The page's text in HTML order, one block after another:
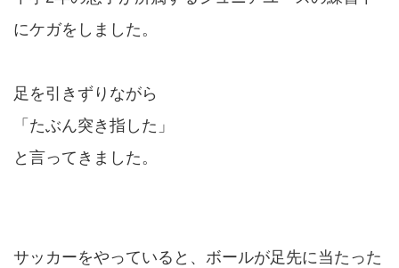
にケガをしました。
足を引きずりながら
「たぶん突き指した」
と言ってきました。
サッカーをやっていると、ボールが足先に当たった